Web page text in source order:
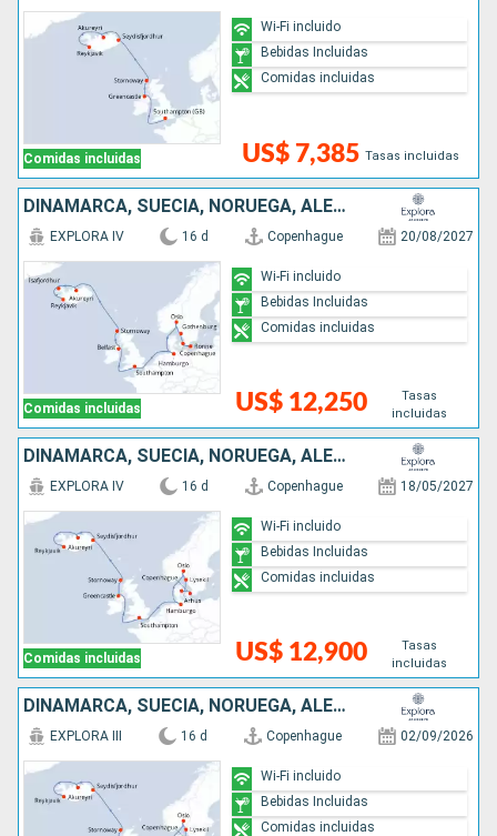
Comidas incluidas US$ 7,385 Tasas incluidas
Wi-Fi incluido
Bebidas Incluidas
Comidas incluidas
DINAMARCA, SUECIA, NORUEGA, ALEMANIA, IRLANDA, REINO UNIDO, ISLANDIA
Comidas incluidas
EXPLORA IV 16 d Copenhague 20/08/2027
US$ 12,250
Tasas
incluidas
Wi-Fi incluido
Bebidas Incluidas
Comidas incluidas
DINAMARCA, SUECIA, NORUEGA, ALEMANIA, IRLANDA, REINO UNIDO, ISLANDIA
Comidas incluidas
EXPLORA IV 16 d Copenhague 18/05/2027
US$ 12,900
Tasas
incluidas
Wi-Fi incluido
Bebidas Incluidas
Comidas incluidas
DINAMARCA, SUECIA, NORUEGA, ALEMANIA, IRLANDA, REINO UNIDO, ISLANDIA
EXPLORA III 16 d Copenhague 02/09/2026
Wi-Fi incluido
Bebidas Incluidas
Comidas incluidas